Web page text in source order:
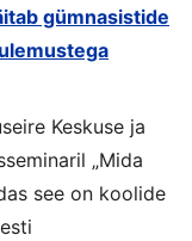
gümnasistide
Keskuse ja
„Mida
see on koolide